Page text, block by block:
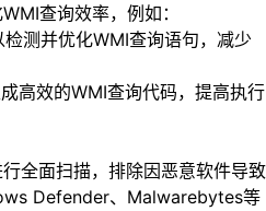
查询效率，例如：
测并优化WMI查询语句，减少
高效的WMI查询代码，提高执行
全面扫描，排除因恶意软件导致
Defender、Malwarebytes等